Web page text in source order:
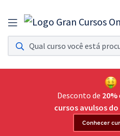
Assinatura Ilimitada 11
Acesso a todos os cursos. Teste grátis por
Assinatura OAB Até Passar
Acesso ilimitado a toda preparação para
Desconto de
cursos avulsos do
Conhecer